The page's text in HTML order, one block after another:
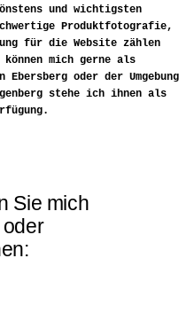
und wichtigsten
Produktfotografie,
für die Website zählen
mich gerne als
oder der Umgebung
stehe ich ihnen als
Sie mich